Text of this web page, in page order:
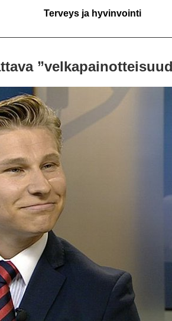
Terveys ja hyvinvointi